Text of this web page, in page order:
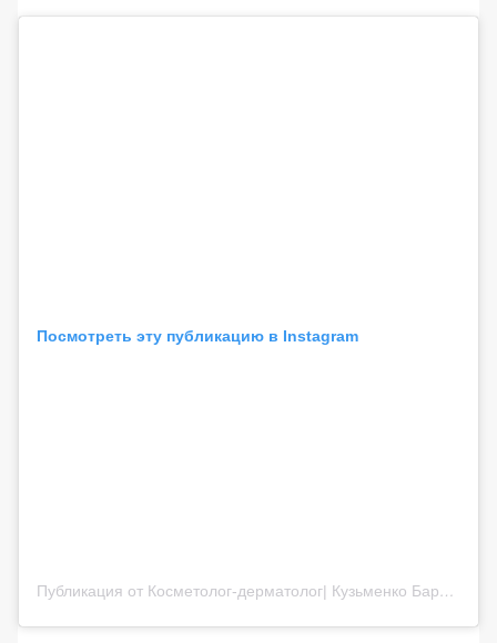
Посмотреть эту публикацию в Instagram
Публикация от Косметолог-дерматолог| Кузьменко Барбара Андріївна |Київ (@dr.barbara.kuzmenko)